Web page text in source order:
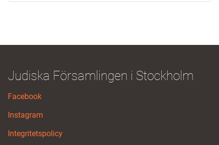
Judiska Församlingen i Stockholm
Facebook
Instagram
Integritetspolicy